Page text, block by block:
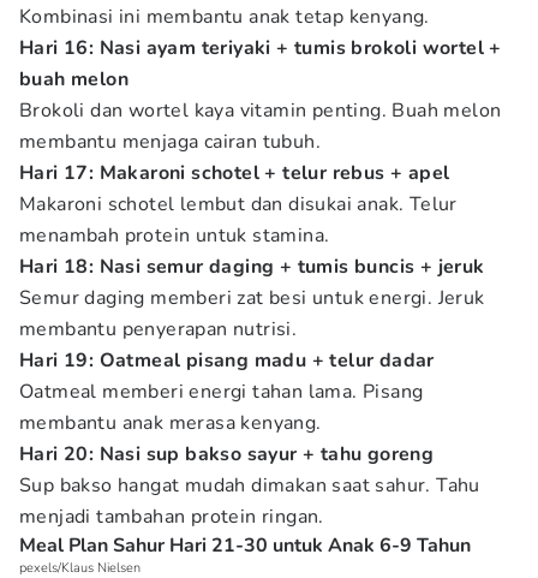
Kombinasi ini membantu anak tetap kenyang.
Hari 16: Nasi ayam teriyaki + tumis brokoli wortel +
buah melon
Brokoli dan wortel kaya vitamin penting. Buah melon
membantu menjaga cairan tubuh.
Hari 17: Makaroni schotel + telur rebus + apel
Makaroni schotel lembut dan disukai anak. Telur
menambah protein untuk stamina.
Hari 18: Nasi semur daging + tumis buncis + jeruk
Semur daging memberi zat besi untuk energi. Jeruk
membantu penyerapan nutrisi.
Hari 19: Oatmeal pisang madu + telur dadar
Oatmeal memberi energi tahan lama. Pisang
membantu anak merasa kenyang.
Hari 20: Nasi sup bakso sayur + tahu goreng
Sup bakso hangat mudah dimakan saat sahur. Tahu
menjadi tambahan protein ringan.
Meal Plan Sahur Hari 21-30 untuk Anak 6-9 Tahun
pexels/Klaus Nielsen